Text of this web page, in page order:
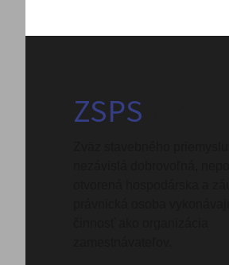
ZSPS